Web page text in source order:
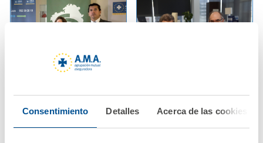
Consentimiento Detalles Acerca de las cookies
A.M.A. imparte
Los Médicos de